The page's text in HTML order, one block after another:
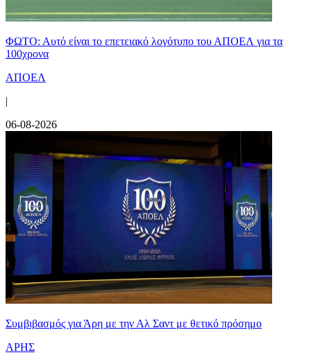
ΦΩΤΟ: Αυτό είναι το επετειακό λογότυπο του ΑΠΟΕΛ για τα
100χρονα
ΑΠΟΕΛ
|
06-08-2026
Συμβιβασμός για Άρη με την Αλ Σαντ με θετικό πρόσημο
ΑΡΗΣ